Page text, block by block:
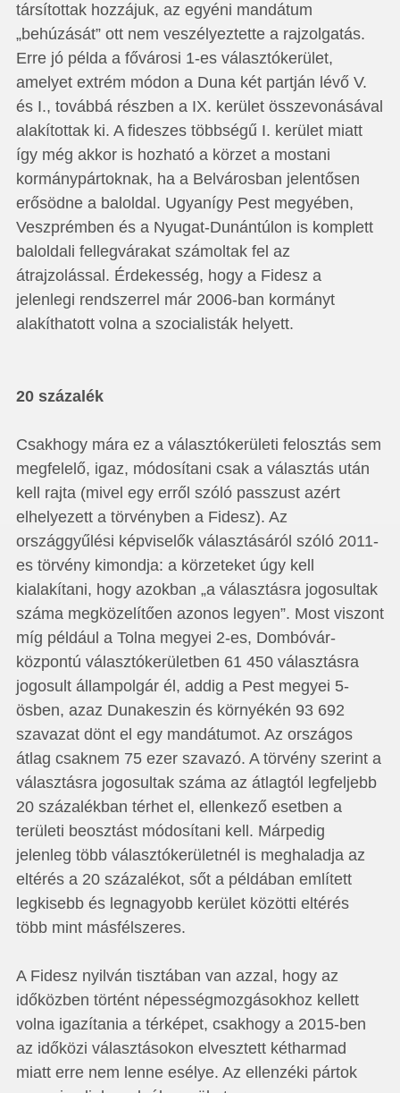
társítottak hozzájuk, az egyéni mandátum
„behúzását” ott nem veszélyeztette a rajzolgatás.
Erre jó példa a fővárosi 1-es választókerület,
amelyet extrém módon a Duna két partján lévő V.
és I., továbbá részben a IX. kerület összevonásával
alakítottak ki. A fideszes többségű I. kerület miatt
így még akkor is hozható a körzet a mostani
kormánypártoknak, ha a Belvárosban jelentősen
erősödne a baloldal. Ugyanígy Pest megyében,
Veszprémben és a Nyugat-Dunántúlon is komplett
baloldali fellegvárakat számoltak fel az
átrajzolással. Érdekesség, hogy a Fidesz a
jelenlegi rendszerrel már 2006-ban kormányt
alakíthatott volna a szocialisták helyett.
20 százalék
Csakhogy mára ez a választókerületi felosztás sem
megfelelő, igaz, módosítani csak a választás után
kell rajta (mivel egy erről szóló passzust azért
elhelyezett a törvényben a Fidesz). Az
országgyűlési képviselők választásáról szóló 2011-
es törvény kimondja: a körzeteket úgy kell
kialakítani, hogy azokban „a választásra jogosultak
száma megközelítően azonos legyen”. Most viszont
míg például a Tolna megyei 2-es, Dombóvár-
központú választókerületben 61 450 választásra
jogosult állampolgár él, addig a Pest megyei 5-
ösben, azaz Dunakeszin és környékén 93 692
szavazat dönt el egy mandátumot. Az országos
átlag csaknem 75 ezer szavazó. A törvény szerint a
választásra jogosultak száma az átlagtól legfeljebb
20 százalékban térhet el, ellenkező esetben a
területi beosztást módosítani kell. Márpedig
jelenleg több választókerületnél is meghaladja az
eltérés a 20 százalékot, sőt a példában említett
legkisebb és legnagyobb kerület közötti eltérés
több mint másfélszeres.
A Fidesz nyilván tisztában van azzal, hogy az
időközben történt népességmozgásokhoz kellett
volna igazítania a térképet, csakhogy a 2015-ben
az időközi választásokon elvesztett kétharmad
miatt erre nem lenne esélye. Az ellenzéki pártok